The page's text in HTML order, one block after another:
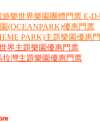
樂世界樂園團體門票 E-
(OCEANPARK)優惠門票
PARK)主題樂園優惠
界主題樂園優惠門票
灣主題樂園優惠門票